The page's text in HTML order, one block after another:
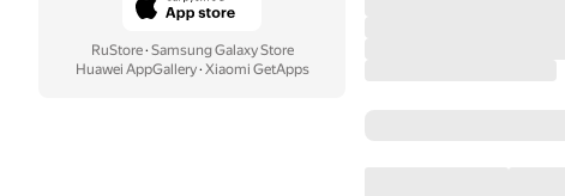
RuStore· Samsung Galaxy Store
Huawei AppGallery· Xiaomi GetApps